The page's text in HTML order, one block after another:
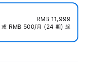
RMB 11,999
或 RMB 500/月 (24 期) 起